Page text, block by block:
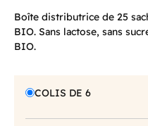
Boîte distributrice de 25
BIO. Sans lactose, sans
BIO.
COLIS DE 6